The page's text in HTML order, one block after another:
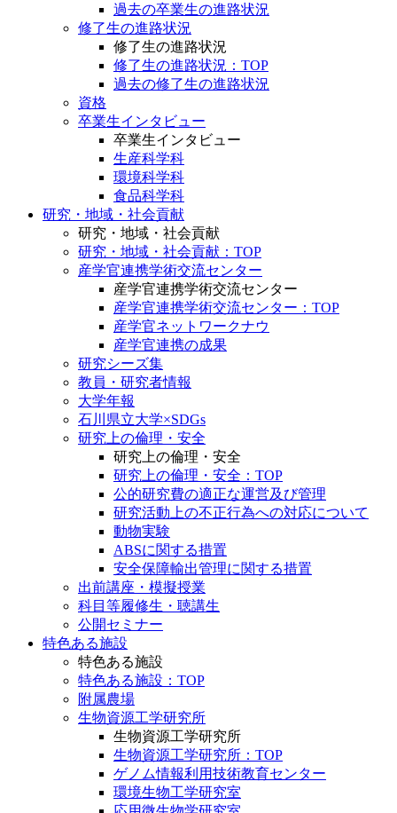
過去の卒業生の進路状況
修了生の進路状況
修了生の進路状況
修了生の進路状況：TOP
過去の修了生の進路状況
資格
卒業生インタビュー
卒業生インタビュー
生産科学科
環境科学科
食品科学科
研究・地域・社会貢献
研究・地域・社会貢献
研究・地域・社会貢献：TOP
産学官連携学術交流センター
産学官連携学術交流センター
産学官連携学術交流センター：TOP
産学官ネットワークナウ
産学官連携の成果
研究シーズ集
教員・研究者情報
大学年報
石川県立大学×SDGs
研究上の倫理・安全
研究上の倫理・安全
研究上の倫理・安全：TOP
公的研究費の適正な運営及び管理
研究活動上の不正行為への対応について
動物実験
ABSに関する措置
安全保障輸出管理に関する措置
出前講座・模擬授業
科目等履修生・聴講生
公開セミナー
特色ある施設
特色ある施設
特色ある施設：TOP
附属農場
生物資源工学研究所
生物資源工学研究所
生物資源工学研究所：TOP
ゲノム情報利用技術教育センター
環境生物工学研究室